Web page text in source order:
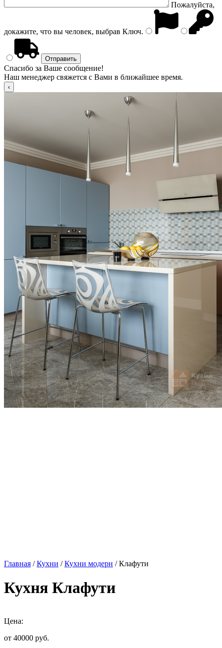
Пожалуйста,
докажите, что вы человек, выбрав Ключ.
Спасибо за Ваше сообщение!
Наш менеджер свяжется с Вами в ближайшее время.
Главная /Кухни /Кухни модерн / Клафути
Кухня Клафути
Цена:
от 40000 руб.